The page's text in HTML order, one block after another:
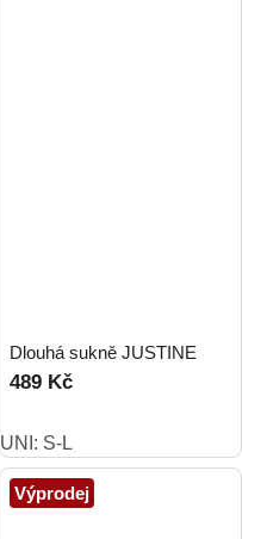
Dlouhá sukně JUSTINE
489 Kč
UNI: S-L
Výprodej